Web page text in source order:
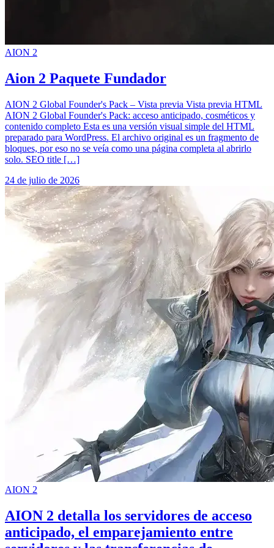
AION 2
Aion 2 Paquete Fundador
AION 2 Global Founder's Pack – Vista previa Vista previa HTML
AION 2 Global Founder's Pack: acceso anticipado, cosméticos y
contenido completo Esta es una versión visual simple del HTML
preparado para WordPress. El archivo original es un fragmento de
bloques, por eso no se veía como una página completa al abrirlo
solo. SEO title […]
24 de julio de 2026
AION 2
AION 2 detalla los servidores de acceso
anticipado, el emparejamiento entre